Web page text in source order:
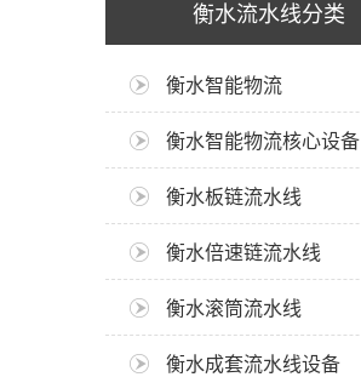
衡水流水线分类
衡水智能物流
衡水智能物流核心设备
衡水板链流水线
衡水倍速链流水线
衡水滚筒流水线
衡水成套流水线设备